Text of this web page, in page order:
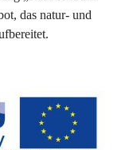
das natur- und